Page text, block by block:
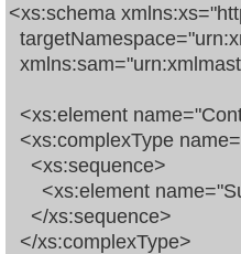
<xs:schema
<xs:element
<xs:complexType
<xs:sequence>
<xs:element
</xs:sequence>
</xs:complexType>